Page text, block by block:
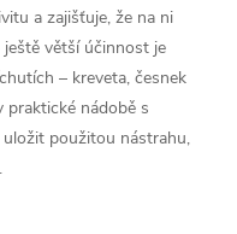
a zajišťuje, že na ni
větší účinnost je
– kreveta, česnek
praktické nádobě s
použitou nástrahu,